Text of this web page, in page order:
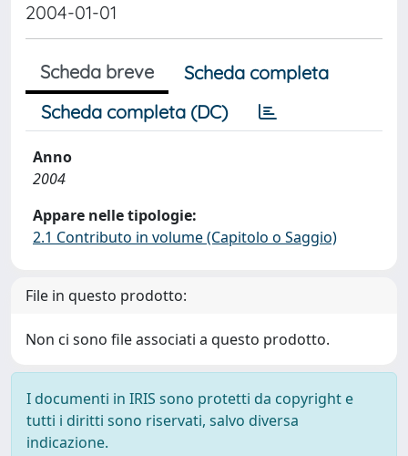
2004-01-01
Scheda breve
Scheda completa
Scheda completa (DC)
Anno
2004
Appare nelle tipologie:
2.1 Contributo in volume (Capitolo o Saggio)
File in questo prodotto:
Non ci sono file associati a questo prodotto.
I documenti in IRIS sono protetti da copyright e
tutti i diritti sono riservati, salvo diversa
indicazione.